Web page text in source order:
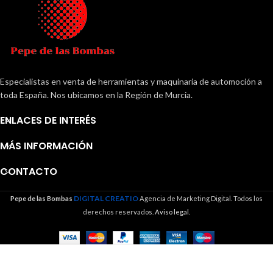
Especialistas en venta de herramientas y maquinaria de automoción a
toda España. Nos ubicamos en la Región de Murcia.
ENLACES DE INTERÉS
MÁS INFORMACIÓN
CONTACTO
Pepe de las Bombas DIGITAL CREATIO Agencia de Marketing Digital. Todos los
derechos reservados. Aviso legal.